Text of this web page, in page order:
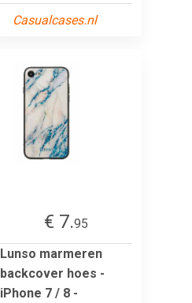
Casualcases.nl
€ 7.95
Lunso marmeren
backcover hoes -
iPhone 7 / 8 -